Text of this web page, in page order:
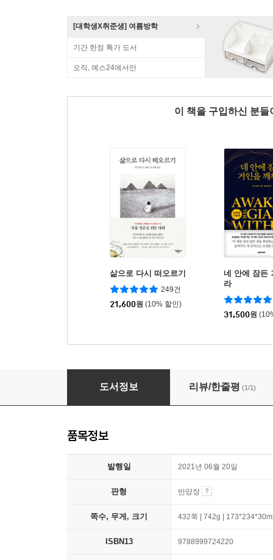
[대학생X취준생] 여름방학
기간 한정 특가 도서
오직, 예스24에서만
이 책을 구입하신 분
삶으로 다시 떠오르기
249건
21,600원 (10% 할인)
네 안에 잠든
라
31,500원
홀로트로픽 숨치료
도서정보 리뷰/한줄평 (1/1)
품목정보
발행일 2021년 06월 20일
판형 반양장
쪽수, 무게, 크기 432쪽 | 742g |
ISBN13 9788999724220